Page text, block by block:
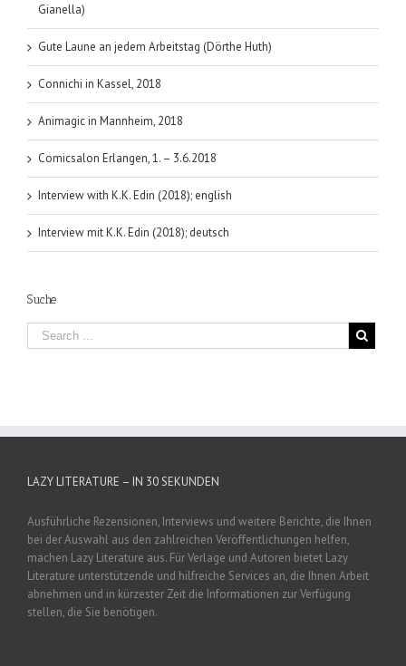
Gianella)
Gute Laune an jedem Arbeitstag (Dörthe Huth)
Connichi in Kassel, 2018
Animagic in Mannheim, 2018
Comicsalon Erlangen, 1. – 3.6.2018
Interview with K.K. Edin (2018); english
Interview mit K.K. Edin (2018); deutsch
Suche
LAZY LITERATURE – IN 30 SEKUNDEN
Ausführliche Rezensionen, Interviews und weitere Berichte, die Ihnen
bei der Auswahl aus den zahlreichen Veröffentlichungen helfen,
machen Lazy Literature aus. Für Verlage und Autoren bietet Lazy
Literature unterstützende und hilfreiche Services an, die Ihnen Arbeit
abnehmen und in kürzester Zeit die Informationen zur Verfügung
stellen, die Sie benötigen.